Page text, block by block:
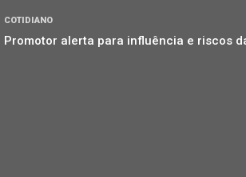
COTIDIANO
Promotor alerta para influência e riscos